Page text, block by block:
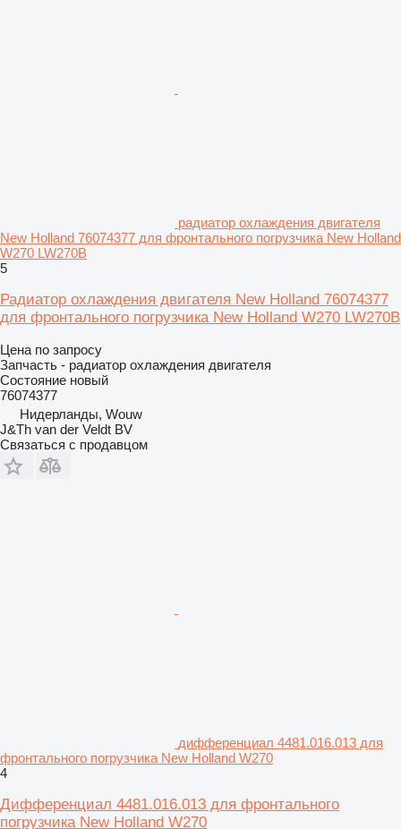
радиатор охлаждения двигателя
New Holland 76074377 для фронтального погрузчика New Holland
W270 LW270B
5
Радиатор охлаждения двигателя New Holland 76074377
для фронтального погрузчика New Holland W270 LW270B
Цена по запросу
Запчасть - радиатор охлаждения двигателя
Состояние новый
76074377
Нидерланды, Wouw
J&Th van der Veldt BV
Связаться с продавцом
дифференциал 4481.016.013 для
фронтального погрузчика New Holland W270
4
Дифференциал 4481.016.013 для фронтального
погрузчика New Holland W270